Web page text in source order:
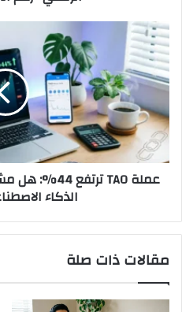
الشديد؟
عملة
TAO
ترتفع
44%:
مشروع
Bittensor
هو
مستقبل
الذكاء
الذكاء
مقالات ذات صلة